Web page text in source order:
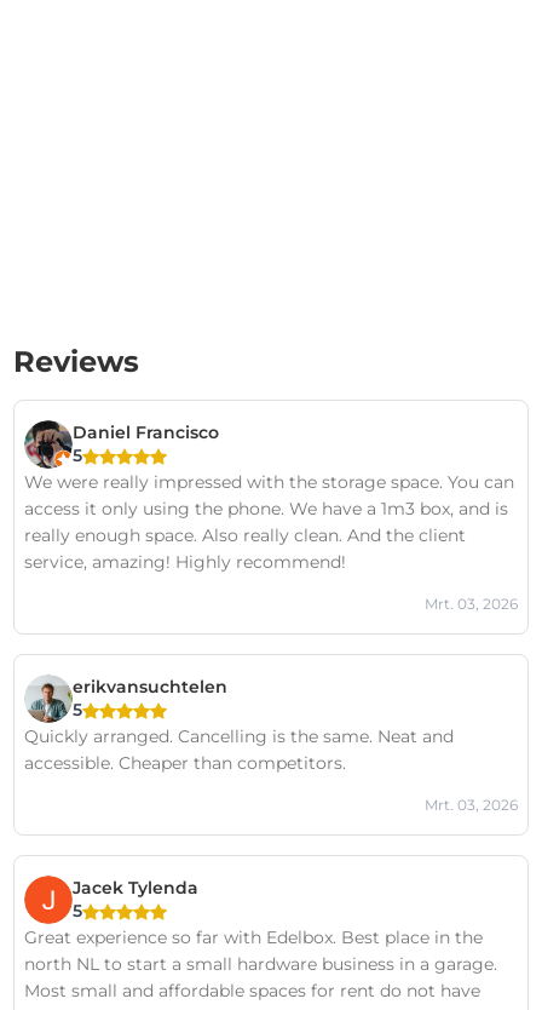
Reviews
Daniel Francisco
5
We were really impressed with the storage space. You can
access it only using the phone. We have a 1m3 box, and is
really enough space. Also really clean. And the client
service, amazing! Highly recommend!
Mrt. 03, 2026
erikvansuchtelen
5
Quickly arranged. Cancelling is the same. Neat and
accessible. Cheaper than competitors.
Mrt. 03, 2026
Jacek Tylenda
5
Great experience so far with Edelbox. Best place in the
north NL to start a small hardware business in a garage.
Most small and affordable spaces for rent do not have